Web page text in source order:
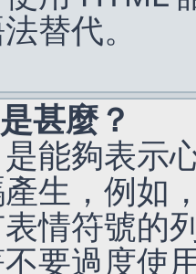
替代。
甚麼？
能夠表示
生，例如
情符號的
要過度使